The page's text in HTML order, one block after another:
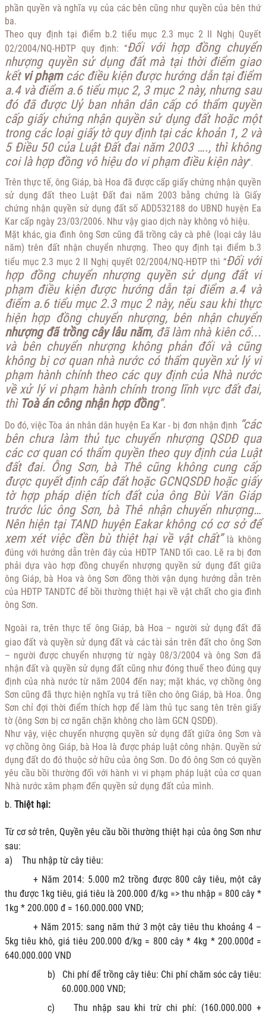
phần quyền và nghĩa vụ của các bên cũng như quyền của bên thứ
ba.
Theo quy định tại điểm b.2 tiểu mục 2.3 mục 2 II Nghị Quyết
02/2004/NQ-HĐTP quy định: “Đối với hợp đồng chuyển
nhượng quyền sử dụng đất mà tại thời điểm giao
kết vi phạmcác điều kiện được hướng dẫn tại điểm
a.4 và điểm a.6 tiểu mục 2, 3 mục 2 này, nhưng sau
đó đã được Uỷ ban nhân dân cấp có thẩm quyền
cấp giấy chứng nhận quyền sử dụng đất hoặc một
trong các loại giấy tờ quy định tại các khoản 1, 2 và
5 Điều 50 của Luật Đất đai năm 2003 …., thì không
coi là hợp đồng vô hiệu do vi phạm điều kiện này”.
Trên thực tế, ông Giáp, bà Hoa đã được cấp giấy chứng nhận quyền
sử dụng đất theo Luật Đất đai năm 2003 bằng chứng là Giấy
chứng nhận quyền sử dụng đất số ADD532188 do UBND huyện Ea
Kar cấp ngày 23/03/2006. Như vậy giao dịch này không vô hiệu.
Mặt khác, gia đình ông Sơn cũng đã trồng cây cà phê (loại cây lâu
năm) trên đất nhận chuyển nhượng. Theo quy định tại điểm b.3
tiểu mục 2.3 mục 2 II Nghị quyết 02/2004/NQ-HĐTP thì “Đối với
hợp đồng chuyển nhượng quyền sử dụng đất vi
phạm điều kiện được hướng dẫn tại điểm a.4 và
điểm a.6 tiểu mục 2.3 mục 2 này, nếu sau khi thực
hiện hợp đồng chuyển nhượng, bên nhận chuyển
nhượng đã trồng cây lâu năm, đã làm nhà kiên cố...
và bên chuyển nhượng không phản đối và cũng
không bị cơ quan nhà nước có thẩm quyền xử lý vi
phạm hành chính theo các quy định của Nhà nước
về xử lý vi phạm hành chính trong lĩnh vực đất đai,
thì Toà án công nhận hợp đồng”.
Do đó, việc Tòa án nhân dân huyện Ea Kar - bị đơn nhận định “các
bên chưa làm thủ tục chuyển nhượng QSDĐ qua
các cơ quan có thẩm quyền theo quy định của Luật
đất đai. Ông Sơn, bà Thê cũng không cung cấp
được quyết định cấp đất hoặc GCNQSDĐ hoặc giấy
tờ hợp pháp diện tích đất của ông Bùi Văn Giáp
trước lúc ông Sơn, bà Thê nhận chuyển nhượng…
Nên hiện tại TAND huyện Eakar không có cơ sở để
xem xét việc đền bù thiệt hại về vật chất”là không
đúng với hướng dẫn trên đây của HĐTP TAND tối cao. Lẽ ra bị đơn
phải dựa vào hợp đồng chuyển nhượng quyền sử dụng đất giữa
ông Giáp, bà Hoa và ông Sơn đồng thời vận dụng hướng dẫn trên
của HĐTP TANDTC để bồi thường thiệt hại về vật chất cho gia đình
ông Sơn.
Ngoài ra, trên thực tế ông Giáp, bà Hoa – người sử dụng đất đã
giao đất và quyền sử dụng đất và các tài sản trên đất cho ông Sơn
– người được chuyển nhượng từ ngày 08/3/2004 và ông Sơn đã
nhận đất và quyền sử dụng đất cũng như đóng thuế theo đúng quy
định của nhà nước từ năm 2004 đến nay; mặt khác, vợ chồng ông
Sơn cũng đã thực hiện nghĩa vụ trả tiền cho ông Giáp, bà Hoa. Ông
Sơn chỉ đợi thời điểm thích hợp để làm thủ tục sang tên trên giấy
tờ (ông Sơn bị cơ ngăn chặn không cho làm GCN QSDĐ).
Như vậy, việc chuyển nhượng quyền sử dụng đất giữa ông Sơn và
vợ chồng ông Giáp, bà Hoa là được pháp luật công nhận. Quyền sử
dụng đất do đó thuộc sở hữu của ông Sơn. Do đó ông Sơn có quyền
yêu cầu bồi thường đối với hành vi vi phạm pháp luật của cơ quan
Nhà nước xâm phạm đến quyền sử dụng đất của mình.
b. Thiệt hại:
Từ cơ sở trên, Quyền yêu cầu bồi thường thiệt hại của ông Sơn như
sau:
a)
Thu nhập từ cây tiêu:
+ Năm 2014: 5.000 m2 trồng được 800 cây tiêu, một cây
thu được 1kg tiêu, giá tiêu là 200.000 đ/kg => thu nhập = 800 cây *
1kg * 200.000 đ = 160.000.000 VND;
+ Năm 2015: sang năm thứ 3 một cây tiêu thu khoảng 4 –
5kg tiêu khô, giá tiêu 200.000 đ/kg = 800 cây * 4kg * 200.000đ =
640.000.000 VND
b)
Chi phí để trồng cây tiêu: Chi phí chăm sóc cây tiêu:
60.000.000 VND;
c)
Thu nhập sau khi trừ chi phí: (160.000.000 +